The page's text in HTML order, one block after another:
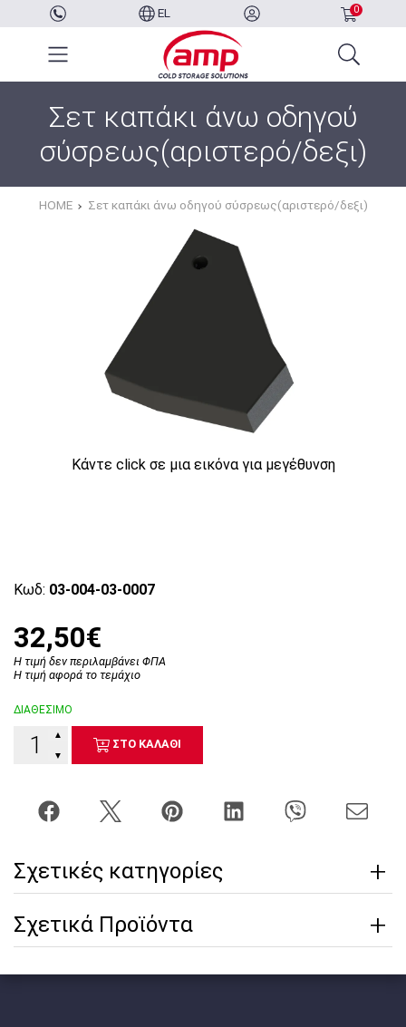
EL 0
Σετ καπάκι άνω οδηγού
σύσρεως(αριστερό/δεξι)
HOME Σετ καπάκι άνω οδηγού σύσρεως(αριστερό/δεξι)
Κάντε click σε μια εικόνα για μεγέθυνση
Κωδ: 03-004-03-0007
32,50€
Η τιμή δεν περιλαμβάνει ΦΠΑ
Η τιμή αφορά το τεμάχιο
ΔΙΑΘΕΣΙΜΟ
▼
▲
ΣΤΟ ΚΑΛΑΘΙ
Σχετικές κατηγορίες
Σχετικά Προϊόντα